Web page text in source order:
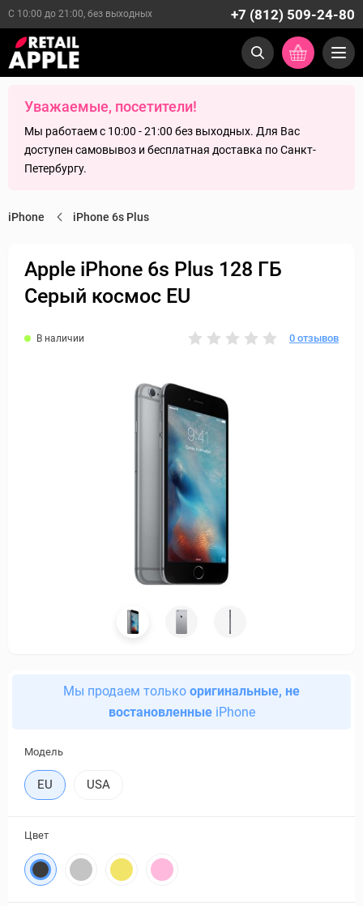
С 10:00 до 21:00, без выходных +7 (812) 509-24-80
Уважаемые, посетители!
Мы работаем с 10:00 - 21:00 без выходных. Для Вас
доступен самовывоз и бесплатная доставка по Санкт-
Петербургу.
iPhone iPhone 6s Plus
Apple iPhone 6s Plus 128 ГБ
Серый космос EU
В наличии 0 отзывов
Мы продаем только оригинальные, не
востановленныеiPhone
Модель
EU USA
Цвет